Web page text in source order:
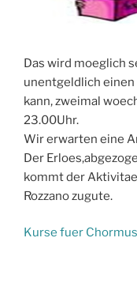
Das wird moeglich
unentgeldlich
kann, zweimal
23.00Uhr.
Wir erwarten eine
Der
kommt der
Rozzano zugute.
Kurse fuer